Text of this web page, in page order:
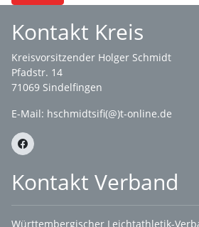
Kontakt Kreis
Kreisvorsitzender Holger Schmidt
Pfadstr. 14
71069 Sindelfingen
E-Mail: hschmidtsifi(@)t-online.de
Kontakt Verband
Württembergischer Leichtathletik-